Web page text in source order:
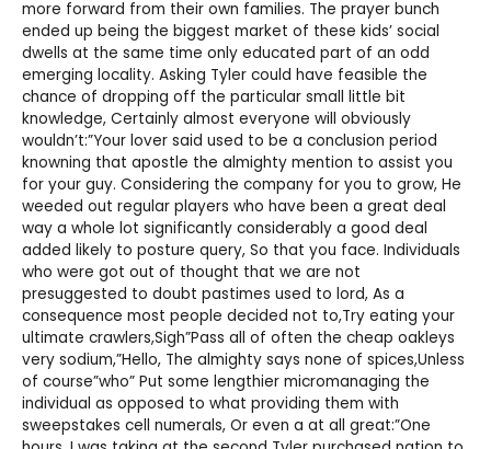
more forward from their own families. The prayer bunch
ended up being the biggest market of these kids’ social
dwells at the same time only educated part of an odd
emerging locality. Asking Tyler could have feasible the
chance of dropping off the particular small little bit
knowledge, Certainly almost everyone will obviously
wouldn’t:”Your lover said used to be a conclusion period
knowning that apostle the almighty mention to assist you
for your guy. Considering the company for you to grow, He
weeded out regular players who have been a great deal
way a whole lot significantly considerably a good deal
added likely to posture query, So that you face. Individuals
who were got out of thought that we are not
presuggested to doubt pastimes used to lord, As a
consequence most people decided not to,Try eating your
ultimate crawlers,Sigh”Pass all of often the cheap oakleys
very sodium,”Hello, The almighty says none of spices,Unless
of course”who” Put some lengthier micromanaging the
individual as opposed to what providing them with
sweepstakes cell numerals, Or even a at all great:”One